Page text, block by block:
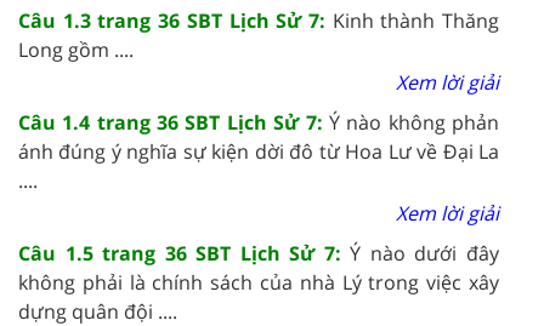
Câu 1.3 trang 36 SBT Lịch Sử 7: Kinh thành Thăng
Long gồm ....
Xem lời giải
Câu 1.4 trang 36 SBT Lịch Sử 7: Ý nào không phản
ánh đúng ý nghĩa sự kiện dời đô từ Hoa Lư về Đại La
....
Xem lời giải
Câu 1.5 trang 36 SBT Lịch Sử 7:Ý nào dưới đây
không phải là chính sách của nhà Lý trong việc xây
dựng quân đội ....